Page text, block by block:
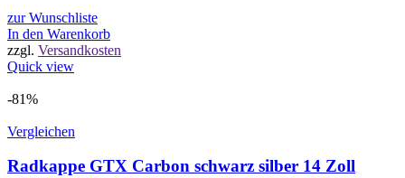
zur Wunschliste
In den Warenkorb
zzgl. Versandkosten
Quick view
-81%
Vergleichen
Radkappe GTX Carbon schwarz silber 14 Zoll